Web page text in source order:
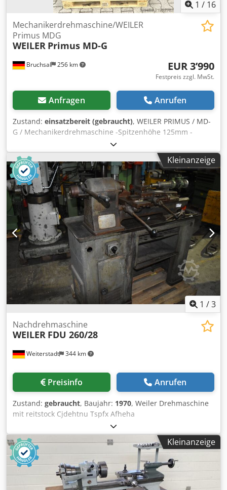
1 / 16
Bruchsal 256 km
Mechanikerdrehmaschine/WEILER
Primus MDG
WEILER Primus MD-G
EUR 3’990
Festpreis zzgl. MwSt.
Anfragen Anrufen
Zustand: einsatzbereit (gebraucht), WEILER PRIMUS / MD-
G / Mechanikerdrehmaschine -Spitzenhöhe 125mm -
Spitzenweite 400mm -Drehzahlbereich 40-3000 U/min -
Spindeldurchlass 24mm -Elektrischer Futterschutz -Multifix
Grundhalter mit Einsätzen -Reitstock mit Bohrpinole -
Vierbackenfutter -Arbeitsleuchte -Bettanschlag -
Dokumentation Chjdpfx Asy Sm Dtjfhoa Abmaße: LxBxH
1,3x0,8x1,6 Meter / Gewicht 450Kg Irrtümer / Eingabefehler
vorbehalten
Kleinanzeige
1 /3
Weiterstadt 344 km
Nachdrehmaschine
WEILER FDU 260/28
Preisinfo Anrufen
Zustand: gebraucht, Baujahr: 1970, Weiler Drehmaschine
mit reitstock Cjdehtnu Tspfx Afheha
Kleinanzeige